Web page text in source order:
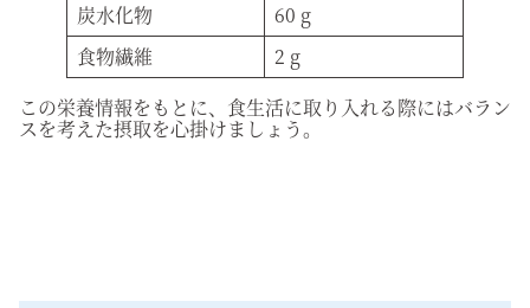
炭水化物
60 g
食物繊維
2 g
この栄養情報をもとに、食生活に取り入れる際にはバラン
スを考えた摂取を心掛けましょう。